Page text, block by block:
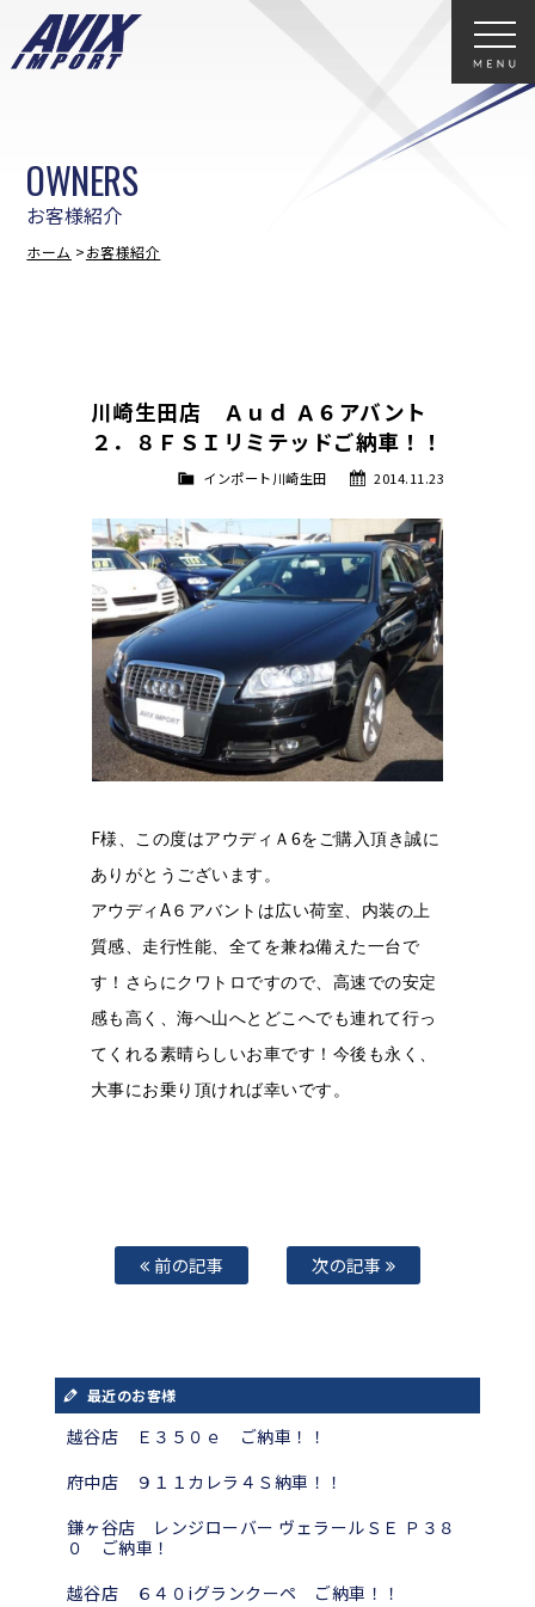
お客様紹介
OWNERS
ホーム お客様紹介
川崎生田店 Ａｕｄ Ａ６アバント
２．８ＦＳＩリミテッドご納車！！
2014.11.23
インポート川崎生田
F様、この度はアウディＡ 6をご購入頂き誠に
ありがとうございます。
アウディ A ６アバントは広い荷室、内装の上
質感、走行性能、全てを兼ね備えた一台で
す！さらにクワトロですので、高速での安定
感も高く、海へ山へとどこへでも連れて行っ
てくれる素晴らしいお車です！ 今後も永く、
大事にお乗り頂ければ幸いです。
前の記事 次の記事
最近のお客様
越谷店 Ｅ３５０ｅ ご納車！！
府中店 ９１１カレラ４Ｓ納車！！
鎌ヶ谷店 レンジローバー ヴェラールＳＥ Ｐ３８
０ ご納車！
越谷店 ６４０iグランクーペ ご納車！！